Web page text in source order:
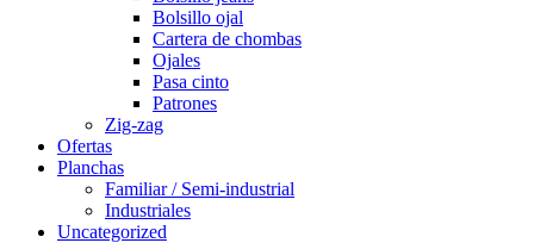
Bolsillo ojal
Cartera de chombas
Ojales
Pasa cinto
Patrones
Zig-zag
Ofertas
Planchas
Familiar / Semi-industrial
Industriales
Uncategorized